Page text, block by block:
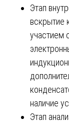
Этап
вскрытие
участием
наличие
Этап